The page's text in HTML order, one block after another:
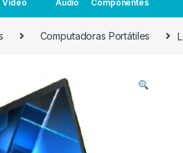
Video Audio Componentes
Computadoras Portátiles